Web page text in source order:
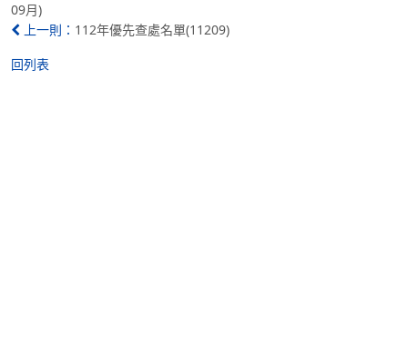
09月)
上一則： 112年優先查處名單(11209)
回列表